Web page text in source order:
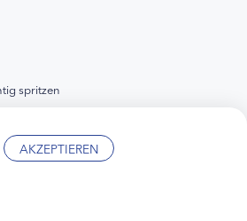
spritzen
AKZEPTIEREN